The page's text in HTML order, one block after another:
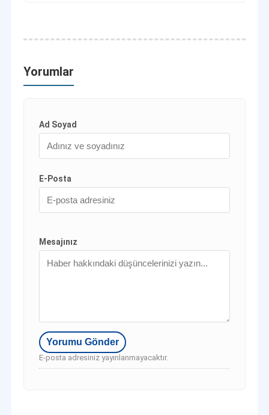
Yorumlar
Ad Soyad
E-Posta
Mesajınız
E-posta adresiniz yayınlanmayacaktır.